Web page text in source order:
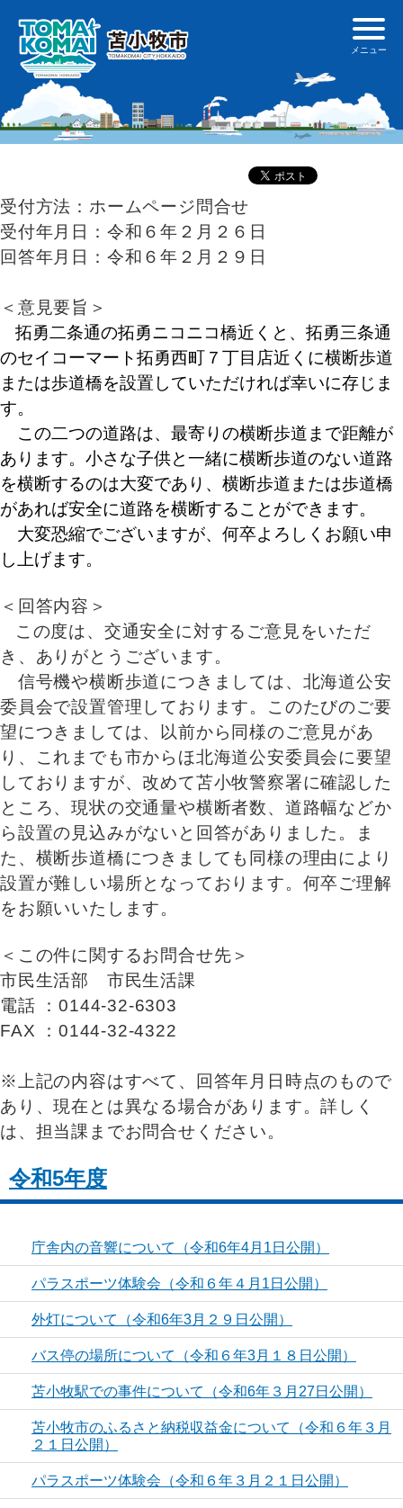
受付方法：ホームページ問合せ
受付年月日：令和６年２月２６日
回答年月日：令和６年２月２９日
＜意見要旨＞
拓勇二条通の拓勇ニコニコ橋近くと、拓勇三条通
のセイコーマート拓勇西町７丁目店近くに横断歩道
または歩道橋を設置していただければ幸いに存じま
す。
この二つの道路は、最寄りの横断歩道まで距離が
あります。小さな子供と一緒に横断歩道のない道路
を横断するのは大変であり、横断歩道または歩道橋
があれば安全に道路を横断することができます。
大変恐縮でございますが、何卒よろしくお願い申
し上げます。
＜回答内容＞
この度は、交通安全に対するご意見をいただ
き、ありがとうございます。
信号機や横断歩道につきましては、北海道公安
委員会で設置管理しております。このたびのご要
望につきましては、以前から同様のご意見があ
り、これまでも市からほ北海道公安委員会に要望
しておりますが、改めて苫小牧警察署に確認した
ところ、現状の交通量や横断者数、道路幅などか
ら設置の見込みがないと回答がありました。ま
た、横断歩道橋につきましても同様の理由により
設置が難しい場所となっております。何卒ご理解
をお願いいたします。
＜この件に関するお問合せ先＞
市民生活部 市民生活課
電話 ：0144-32-6303
FAX ：0144-32-4322
※上記の内容はすべて、回答年月日時点のもので
あり、現在とは異なる場合があります。詳しく
は、担当課までお問合せください。
令和5年度
庁舎内の音響について（令和6年4月1日公開）
パラスポーツ体験会（令和６年４月1日公開）
外灯について（令和6年3月２９日公開）
バス停の場所について（令和６年3月１８日公開）
苫小牧駅での事件について（令和6年３月27日公開）
苫小牧市のふるさと納税収益金について（令和６年３月
２１日公開）
パラスポーツ体験会（令和６年３月２１日公開）